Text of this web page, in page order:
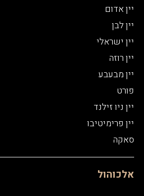
יין אדום
יין לבן
יין ישראלי
יין רוזה
יין מבעבע
פורט
יין ניו זילנד
יין פרימיטיבו
סאקה
אלכוהול